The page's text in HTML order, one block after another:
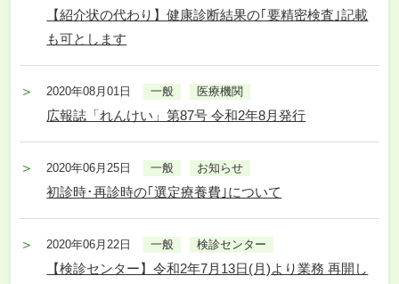
【紹介状の代わり】健康診断結果の｢要精密検査｣記載
も可とします
2020年08月01日 一般 医療機関
広報誌「れんけい」第87号 令和2年8月発行
2020年06月25日 一般 お知らせ
初診時･再診時の｢選定療養費｣について
2020年06月22日 一般 検診センター
【検診センター】令和2年7月13日(月)より業務 再開し